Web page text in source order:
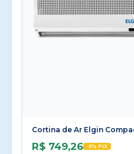
Cortina de Ar Elgin
R$ 749,26 -5% PIX